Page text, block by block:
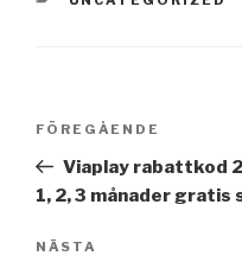
Inläggsnavigering
Föregående
inlägg
FÖREGÅENDE
Viaplay rabattkod
1, 2, 3 månader gratis
Nästa
NÄSTA